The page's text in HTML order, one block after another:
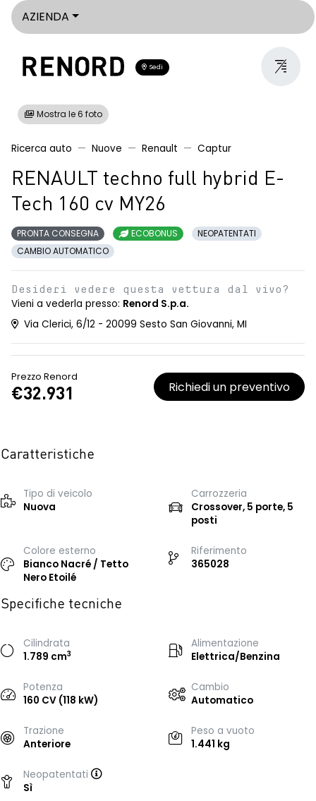
AZIENDA
Sedi
Mostra le 6 foto
Ricerca auto Nuove Renault Captur
RENAULT techno full hybrid E-
Tech 160 cv MY26
PRONTA CONSEGNA ECOBONUS
NEOPATENTATI
CAMBIO AUTOMATICO
Desideri vedere questa vettura dal vivo?
Vieni a vederla presso: Renord S.p.a.
Via Clerici, 6/12 - 20099 Sesto San Giovanni, MI
Prezzo Renord
€32.931 Richiedi un preventivo
Caratteristiche
Tipo di veicolo
Nuova
Carrozzeria
Crossover, 5 porte, 5
posti
Colore esterno
Bianco Nacré / Tetto
Nero Etoilé
Riferimento
365028
Specifiche tecniche
Cilindrata
1.789 cm3
Alimentazione
Elettrica/Benzina
Potenza
160 CV (118 kW)
Cambio
Automatico
Trazione
Anteriore
Peso a vuoto
1.441 kg
Neopatentati
Sì